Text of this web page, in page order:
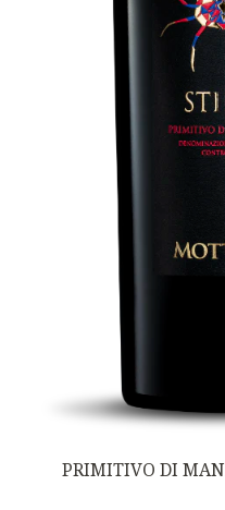
PRIMITIVO DI